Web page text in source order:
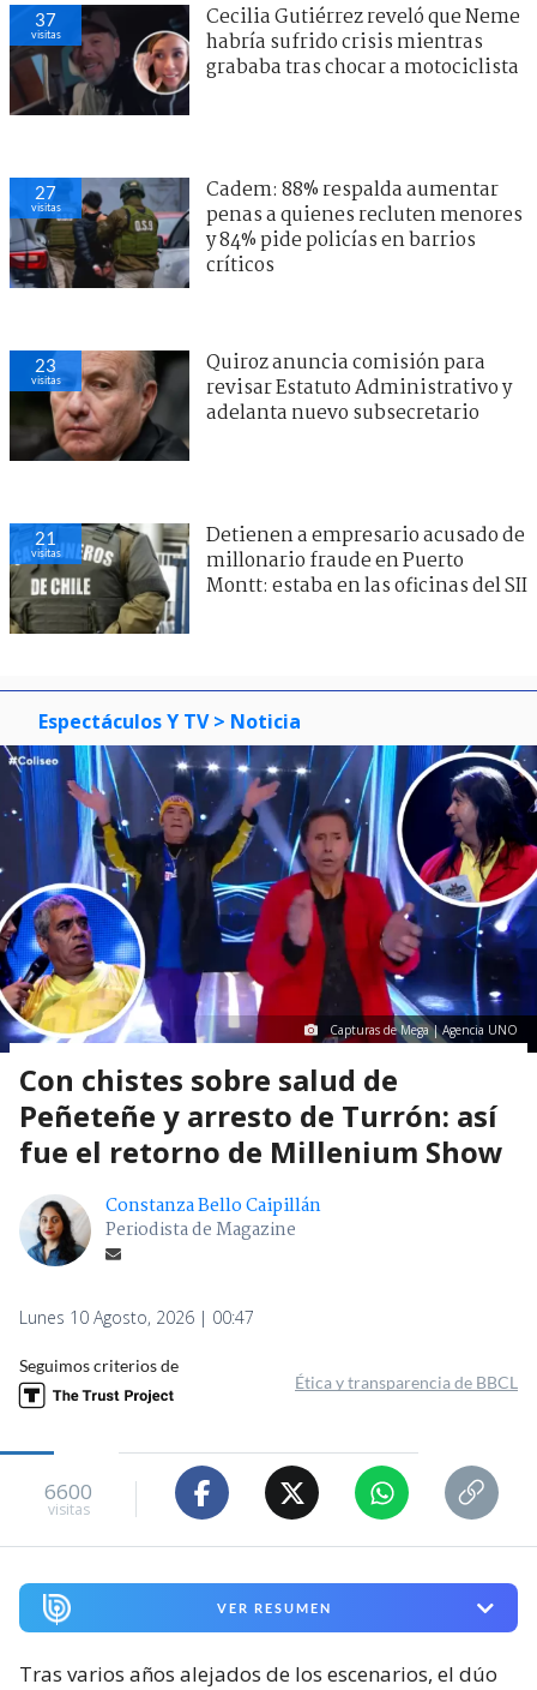
37
visitas
Cecilia Gutiérrez reveló que Neme
habría sufrido crisis mientras
grababa tras chocar a motociclista
27
visitas
Cadem: 88% respalda aumentar
penas a quienes recluten menores
y 84% pide policías en barrios
críticos
23
visitas
Quiroz anuncia comisión para
revisar Estatuto Administrativo y
adelanta nuevo subsecretario
21
visitas
Detienen a empresario acusado de
millonario fraude en Puerto
Montt: estaba en las oficinas del SII
Espectáculos Y TV > Noticia
Capturas de Mega | Agencia UNO
Con chistes sobre salud de
Peñeteñe y arresto de Turrón: así
fue el retorno de Millenium Show
Constanza Bello Caipillán
Periodista de Magazine
Lunes 10 Agosto, 2026 | 00:47
Seguimos criterios de
Ética y transparencia de BBCL
6600
visitas
VER RESUMEN
Tras varios años alejados de los escenarios, el dúo